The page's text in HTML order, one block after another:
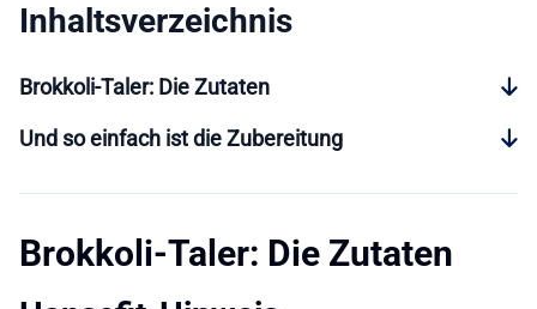
Inhaltsverzeichnis
Brokkoli-Taler: Die Zutaten
Und so einfach ist die Zubereitung
Brokkoli-Taler: Die Zutaten